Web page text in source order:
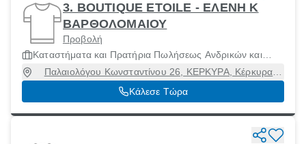
3. BOUTIQUE ETOILE - ΕΛΕΝΗ Κ
ΒΑΡΘΟΛΟΜΑΙΟΥ
Προβολή
Καταστήματα και Πρατήρια Πωλήσεως Ανδρικών και
Γυναίκειων Ενδυμάτων και Αξεσουάρ
Παλαιολόγου Κωνσταντίνου 26, ΚΕΡΚΥΡΑ, Κέρκυρα
[Δήμος], Κέρκυρα, 49100
Κάλεσε Τώρα